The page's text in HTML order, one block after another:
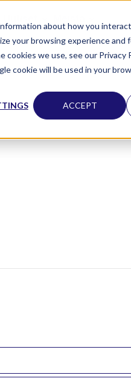
about how you
your browsing experience and
we use, see our Privacy
cookie will be used in your
ACCEPT